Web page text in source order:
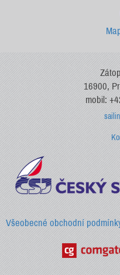
16900,
mobil:
Všeobecné obchodní